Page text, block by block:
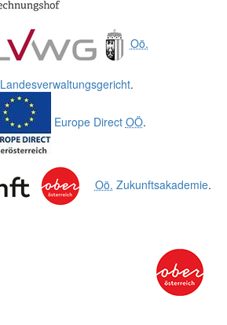
Oö.
Landesverwaltungsgericht.
Europe Direct OÖ.
Oö. Zukunftsakademie.